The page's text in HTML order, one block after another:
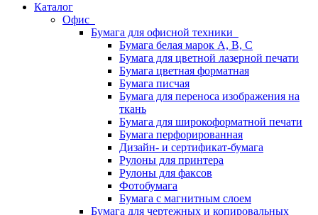
Каталог
Офис
Бумага для офисной техники
Бумага белая марок А, В, С
Бумага для цветной лазерной печати
Бумага цветная форматная
Бумага писчая
Бумага для переноса изображения на
ткань
Бумага для широкоформатной печати
Бумага перфорированная
Дизайн- и сертификат-бумага
Рулоны для принтера
Рулоны для факсов
Фотобумага
Бумага с магнитным слоем
Бумага для чертежных и копировальных